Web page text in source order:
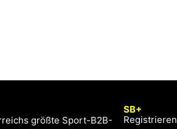
größte Sport-B2B-
SB+
Registrieren